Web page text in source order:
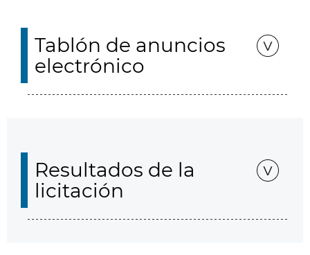
Tablón de anuncios
electrónico
Resultados de la
licitación